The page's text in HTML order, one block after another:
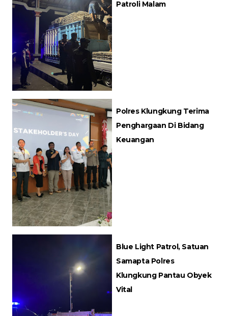
Patroli Malam
Polres Klungkung Terima
Penghargaan Di Bidang
Keuangan
Blue Light Patrol, Satuan
Samapta Polres
Klungkung Pantau Obyek
Vital